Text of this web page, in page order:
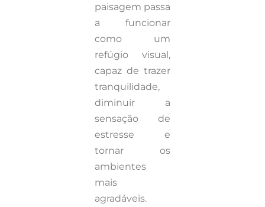
paisagem passa
a funcionar
como um
refúgio visual,
capaz de trazer
tranquilidade,
diminuir a
sensação de
estresse e
tornar os
ambientes
mais
agradáveis.